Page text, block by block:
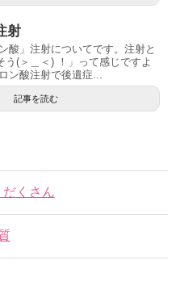
射
酸」注射についてです。注射と
う(＞＿＜) ！」って感じですよ
ン酸注射で後遺症...
記事を読む
くさん